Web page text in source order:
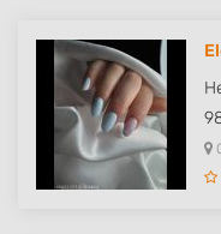
Create profiles for
Use profiles to
advertising
Create profiles to